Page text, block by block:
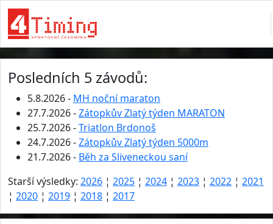
Posledních 5 závodů:
5.8.2026 - MH noční maraton
27.7.2026 -Zátopkův Zlatý týden MARATON
25.7.2026 -Triatlon Brdonoš
24.7.2026 -Zátopkův Zlatý týden 5000m
21.7.2026 - Běh za Sliveneckou saní
Starší výsledky: 2026 ¦ 2025 ¦ 2024 ¦ 2023 ¦ 2022 ¦ 2021
¦ 2020 ¦ 2019 ¦ 2018 ¦ 2017